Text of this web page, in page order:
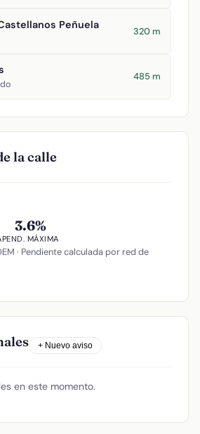
Peñuela
320 m
485 m
la calle
3.6%
PEND. MÁXIMA
· Pendiente calculada por red de
+ Nuevo aviso
en este momento.